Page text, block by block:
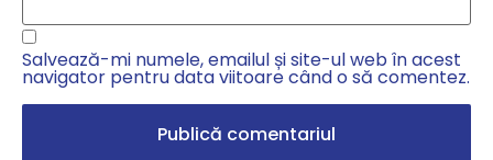
Salvează-mi numele, emailul și site-ul web în acest
navigator pentru data viitoare când o să comentez.